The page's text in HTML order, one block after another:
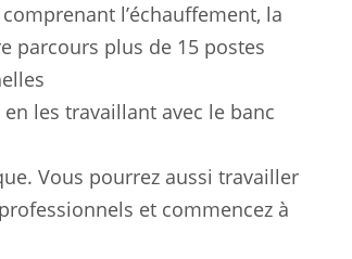
l’échauffement, la
parcours plus de 15 postes
les travaillant avec le banc
Vous pourrez aussi travailler
et commencez à